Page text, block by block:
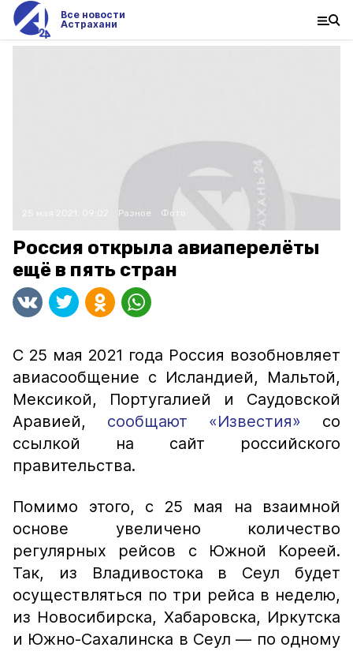
Все новости
Астрахани
Разное Фото:
Россия открыла авиаперелёты
ещё в пять стран
С 25 мая 2021 года Россия возобновляет
авиасообщение с Исландией, Мальтой,
Мексикой, Португалией и Саудовской
Аравией, сообщают «Известия» со
ссылкой на сайт российского
правительства.
Помимо этого, с 25 мая на взаимной
основе увеличено количество
регулярных рейсов с Южной Кореей.
Так, из Владивостока в Сеул будет
осуществляться по три рейса в неделю,
из Новосибирска, Хабаровска, Иркутска
и Южно-Сахалинска в Сеул — по одному